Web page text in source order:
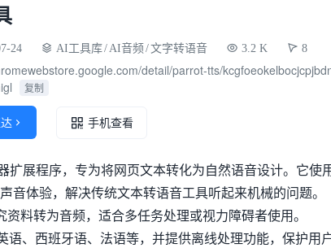
24 AI工具库/ AI音频 /文字转语音 3.2 K 8
detail/parrot-tts/
复制
 手机查看
扩展程序，专为将网页文本转化为自然语音设计。它使
音体验，解决传统文本转语音工具听起来机械的问题。
料转为音频，适合多任务处理或视力障碍者使用。
语、西班牙语、法语等，并提供离线处理功能，保护用